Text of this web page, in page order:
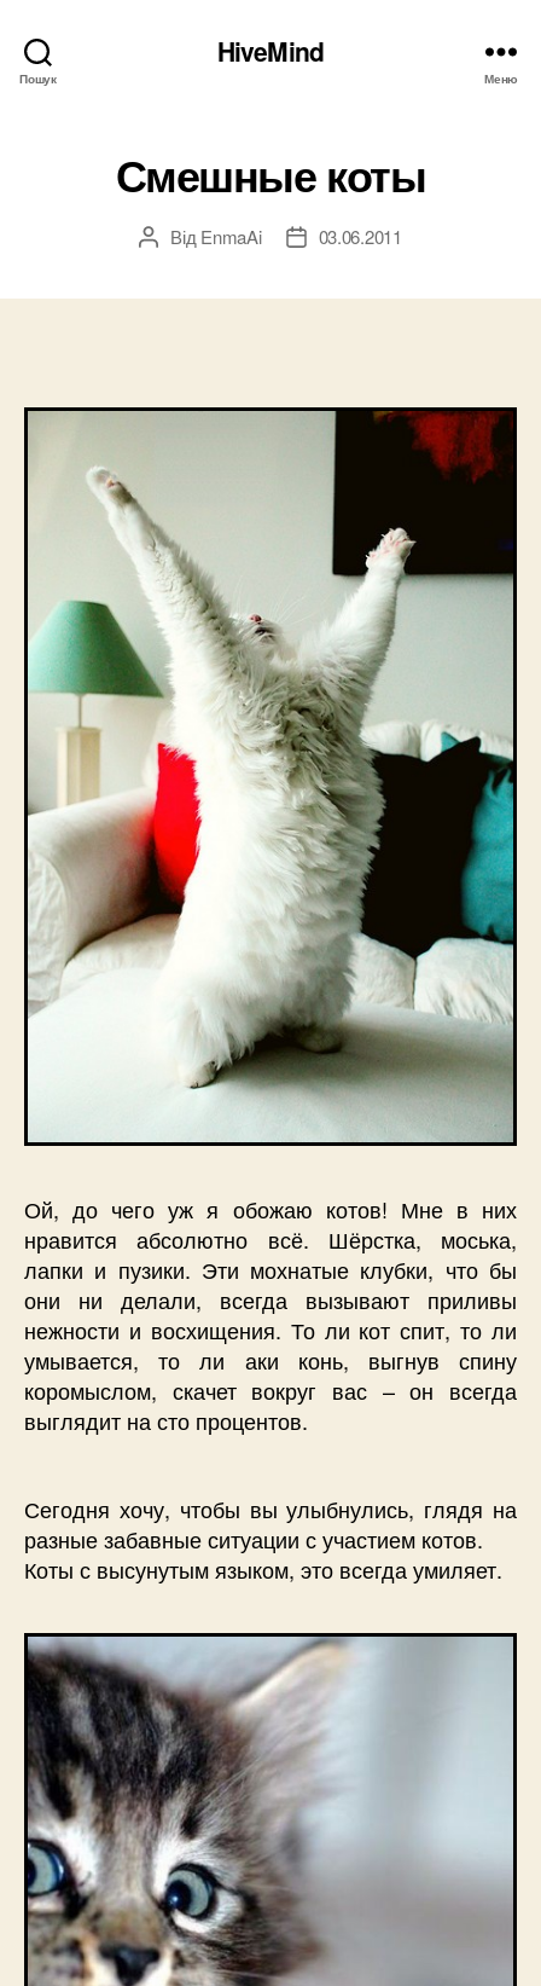
Пошук
HiveMind
Меню
Смешные коты
Автор
Від EnmaAi
Дата03.06.2011
Ой, до чего уж я обожаю котов! Мне в них
нравится абсолютно всё. Шёрстка, моська,
лапки и пузики. Эти мохнатые клубки, что бы
они ни делали, всегда вызывают приливы
нежности и восхищения. То ли кот спит, то ли
умывается, то ли аки конь, выгнув спину
коромыслом, скачет вокруг вас – он всегда
выглядит на сто процентов.
Сегодня хочу, чтобы вы улыбнулись, глядя на
разные забавные ситуации с участием котов.
Коты с высунутым языком, это всегда умиляет.